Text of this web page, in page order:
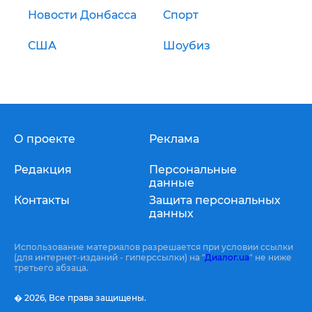
Новости Донбасса Спорт
США Шоубиз
О проекте
Редакция
Контакты
Реклама
Персональные
данные
Защита персональных
данных
Использование материалов разрешается при условии ссылки
(для интернет-изданий - гиперссылки) на "Диалог.ua" не ниже
третьего абзаца.
� 2026, Все права защищены.